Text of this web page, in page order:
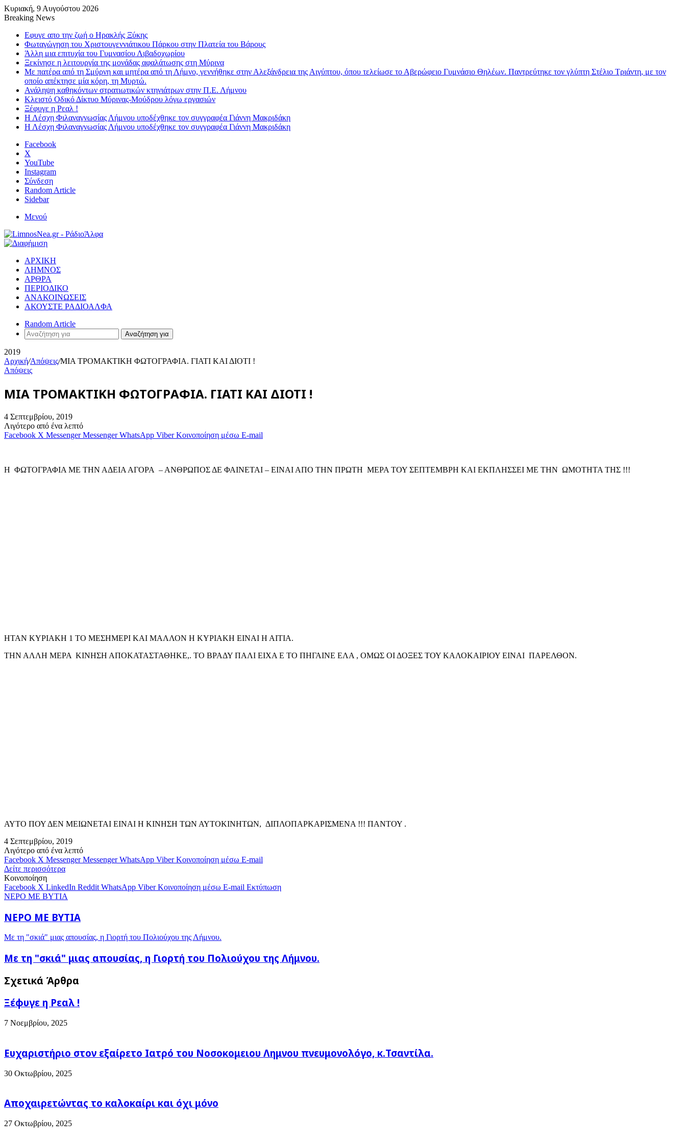
Κυριακή, 9 Αυγούστου 2026
Breaking News
Εφυγε απο την ζωή o Ηρακλής Ξύκης
Φωταγώγηση του Χριστουγεννιάτικου Πάρκου στην Πλατεία του Βάρους
Άλλη μια επιτυχία του Γυμνασίου Λιβαδοχωρίου
Ξεκίνησε η λειτουργία της μονάδας αφαλάτωσης στη Μύρινα
Με πατέρα από τη Σμύρνη και μητέρα από τη Λήμνο, γεννήθηκε στην Αλεξάνδρεια της Αιγύπτου, όπου τελείωσε το Αβερώφειο Γυμνάσιο Θηλέων. Παντρεύτηκε τον γλύπτη Στέλιο Τριάντη, με τον
οποίο απέκτησε μία κόρη, τη Μυρτώ.
Ανάληψη καθηκόντων στρατιωτικών κτηνιάτρων στην Π.Ε. Λήμνου
Κλειστό Οδικό Δίκτυο Μύρινας-Μούδρου λόγω εργασιών
Ξέφυγε η Ρεαλ !
Η Λέσχη Φιλαναγνωσίας Λήμνου υποδέχθηκε τον συγγραφέα Γιάννη Μακριδάκη
Η Λέσχη Φιλαναγνωσίας Λήμνου υποδέχθηκε τον συγγραφέα Γιάννη Μακριδάκη
Facebook
X
YouTube
Instagram
Σύνδεση
Random Article
Sidebar
Μενού
ΑΡΧΙΚΗ
ΛΗΜΝΟΣ
ΑΡΘΡΑ
ΠΕΡΙΟΔΙΚΟ
ΑΝΑΚΟΙΝΩΣΕΙΣ
ΑΚΟΥΣΤΕ ΡΑΔΙΟΑΛΦΑ
Random Article
Αναζήτηση για
2019
Αρχική/Απόψεις/ΜΙΑ ΤΡΟΜΑΚΤΙΚΗ ΦΩΤΟΓΡΑΦΙΑ. ΓΙΑΤΙ ΚΑΙ ΔΙΟΤΙ !
Απόψεις
ΜΙΑ ΤΡΟΜΑΚΤΙΚΗ ΦΩΤΟΓΡΑΦΙΑ. ΓΙΑΤΙ ΚΑΙ ΔΙΟΤΙ !
4 Σεπτεμβρίου, 2019
Λιγότερο από ένα λεπτό
Facebook X Messenger Messenger WhatsApp Viber Κοινοποίηση μέσω E-mail
Η ΦΩΤΟΓΡΑΦΙΑ ΜΕ ΤΗΝ ΑΔΕΙΑ ΑΓΟΡΑ – ΑΝΘΡΩΠΟΣ ΔΕ ΦΑΙΝΕΤΑΙ – ΕΙΝΑΙ ΑΠΟ ΤΗΝ ΠΡΩΤΗ ΜΕΡΑ ΤΟΥ ΣΕΠΤΕΜΒΡΗ ΚΑΙ ΕΚΠΛΗΣΣΕΙ ΜΕ ΤΗΝ ΩΜΟΤΗΤΑ ΤΗΣ !!!
ΗΤΑΝ ΚΥΡΙΑΚΗ 1 ΤΟ ΜΕΣΗΜΕΡΙ ΚΑΙ ΜΑΛΛΟΝ Η ΚΥΡΙΑΚΗ ΕΙΝΑΙ Η ΑΙΤΙΑ.
ΤΗΝ ΑΛΛΗ ΜΕΡΑ ΚΙΝΗΣΗ ΑΠΟΚΑΤΑΣΤΑΘΗΚΕ,. ΤΟ ΒΡΑΔΥ ΠΑΛΙ ΕΙΧΑ Ε ΤΟ ΠΗΓΑΙΝΕ ΕΛΑ , ΟΜΩΣ ΟΙ ΔΟΞΕΣ ΤΟΥ ΚΑΛΟΚΑΙΡΙΟΥ ΕΙΝΑΙ ΠΑΡΕΛΘΟΝ.
ΑΥΤΟ ΠΟΥ ΔΕΝ ΜΕΙΩΝΕΤΑΙ ΕΙΝΑΙ Η ΚΙΝΗΣΗ ΤΩΝ ΑΥΤΟΚΙΝΗΤΩΝ, ΔΙΠΛΟΠΑΡΚΑΡΙΣΜΕΝΑ !!! ΠΑΝΤΟΥ .
4 Σεπτεμβρίου, 2019
Λιγότερο από ένα λεπτό
Facebook X Messenger Messenger WhatsApp Viber Κοινοποίηση μέσω E-mail
Δείτε περισσότερα
Κοινοποίηση
Facebook X LinkedIn Reddit WhatsApp Viber Κοινοποίηση μέσω E-mail Εκτύπωση
ΝΕΡΟ ΜΕ ΒΥΤΙΑ
ΝΕΡΟ ΜΕ ΒΥΤΙΑ
Με τη "σκιά" μιας απουσίας, η Γιορτή του Πολιούχου της Λήμνου.
Με τη "σκιά" μιας απουσίας, η Γιορτή του Πολιούχου της Λήμνου.
Σχετικά Άρθρα
Ξέφυγε η Ρεαλ !
7 Νοεμβρίου, 2025
Ευχαριστήριο στον εξαίρετο Ιατρό του Νοσοκομειου Λημνου πνευμονολόγο, κ.Τσαντίλα.
30 Οκτωβρίου, 2025
Αποχαιρετώντας το καλοκαίρι και όχι μόνο
27 Οκτωβρίου, 2025